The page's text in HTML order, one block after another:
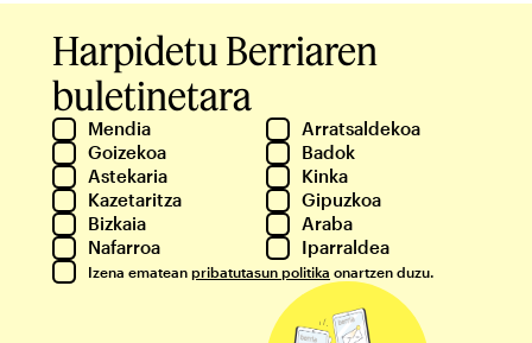
Harpidetu Berriaren
buletinetara
Mendia
Arratsaldekoa
Goizekoa
Badok
Astekaria
Kinka
Kazetaritza
Gipuzkoa
Bizkaia
Araba
Nafarroa
Iparraldea
Izena ematean pribatutasun politika onartzen duzu.